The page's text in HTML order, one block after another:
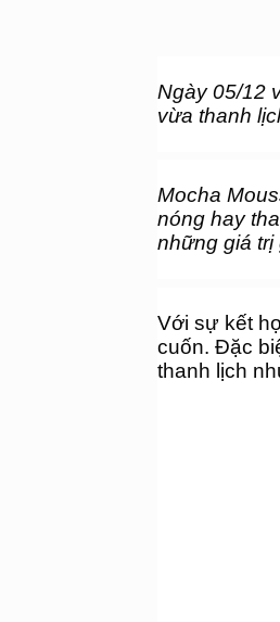
Ngày 05/12
vừa thanh
Mocha
nóng hay
những giá trị
Với sự kết
cuốn. Đặc
thanh lịch